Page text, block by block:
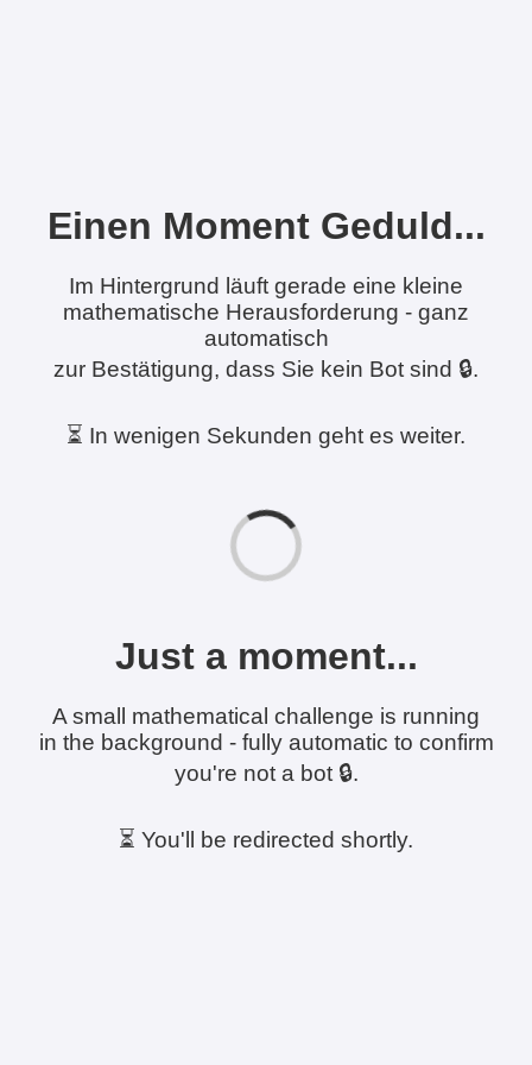
Einen Moment Geduld...
Im Hintergrund läuft gerade eine kleine
mathematische Herausforderung - ganz
automatisch
zur Bestätigung, dass Sie kein Bot sind 🔒.
⏳ In wenigen Sekunden geht es weiter.
Just a moment...
A small mathematical challenge is running
in the background - fully automatic to confirm
you're not a bot 🔒.
⏳ You'll be redirected shortly.